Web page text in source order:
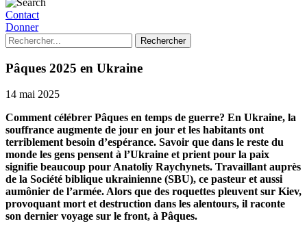
Contact
Donner
Pâques 2025 en Ukraine
14 mai 2025
Comment célébrer Pâques en temps de guerre? En Ukraine, la
souffrance augmente de jour en jour et les habitants ont
terriblement besoin d’espérance. Savoir que dans le reste du
monde les gens pensent à l’Ukraine et prient pour la paix
signifie beaucoup pour Anatoliy Raychynets. Travaillant auprès
de la Société biblique ukrainienne (SBU), ce pasteur et aussi
aumônier de l’armée. Alors que des roquettes pleuvent sur Kiev,
provoquant mort et destruction dans les alentours, il raconte
son dernier voyage sur le front, à Pâques.